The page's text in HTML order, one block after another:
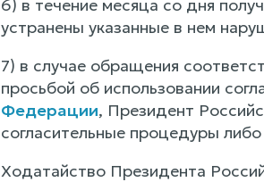
6) в течение месяца со дня
устранены указанные в нем
7) в случае обращения
просьбой об использовании
Федерации, Президент
согласительные процедуры
Ходатайство Президента